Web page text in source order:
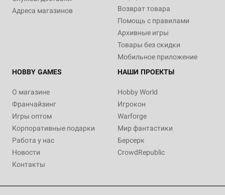
Адреса магазинов
Возврат товара
Помощь с правилами
Архивные игры
Товары без скидки
Мобильное приложение
HOBBY GAMES
О магазине
Франчайзинг
Игры оптом
Корпоративные подарки
Работа у нас
Новости
Контакты
НАШИ ПРОЕКТЫ
Hobby World
Игрокон
Warforge
Мир фантастики
Берсерк
CrowdRepublic